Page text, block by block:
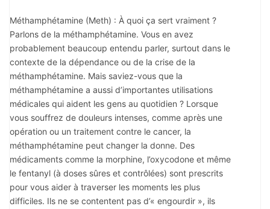
Méthamphétamine (Meth) : À quoi ça sert vraiment ?
Parlons de la méthamphétamine. Vous en avez
probablement beaucoup entendu parler, surtout dans le
contexte de la dépendance ou de la crise de la
méthamphétamine. Mais saviez-vous que la
méthamphétamine a aussi d’importantes utilisations
médicales qui aident les gens au quotidien ? Lorsque
vous souffrez de douleurs intenses, comme après une
opération ou un traitement contre le cancer, la
méthamphétamine peut changer la donne. Des
médicaments comme la morphine, l’oxycodone et même
le fentanyl (à doses sûres et contrôlées) sont prescrits
pour vous aider à traverser les moments les plus
difficiles. Ils ne se contentent pas d’« engourdir », ils